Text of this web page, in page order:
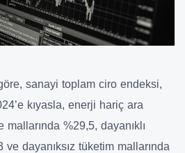
sanayi toplam ciro endeksi,
kıyasla, enerji hariç ara
%29,5, dayanıklı
dayanıksız tüketim mallarında